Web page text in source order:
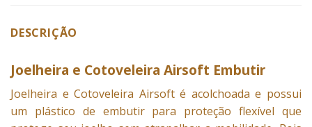
DESCRIÇÃO
Joelheira e Cotoveleira Airsoft Embutir
Joelheira e Cotoveleira Airsoft é acolchoada e possui
um plástico de embutir para proteção flexível que